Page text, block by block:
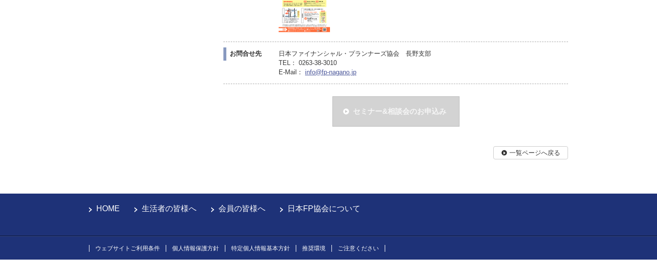
お問合せ先
日本ファイナンシャル・プランナーズ協会 長野支部
TEL： 0263-38-3010
E-Mail： info@fp-nagano.jp
セミナー&相談会のお申込み
一覧ページへ戻る
HOME 生活者の皆様へ 会員の皆様へ 日本FP協会について
ウェブサイトご利用条件 個人情報保護方針 特定個人情報基本方針 推奨環境 ご注意ください